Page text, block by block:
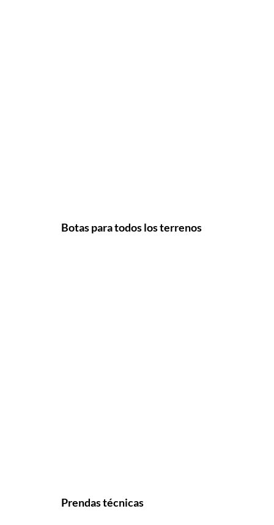
Botas para todos los terrenos
Prendas técnicas